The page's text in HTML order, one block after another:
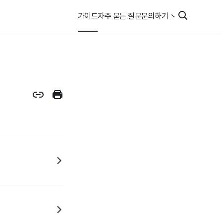
가이드자주 묻는 질문문의하기